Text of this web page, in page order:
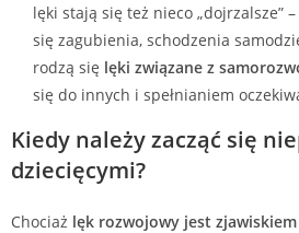
lęki stają się też nieco „dojrzalsze”
się zagubienia, schodzenia
rodzą się lęki związane z
się do innych i spełnianiem
Kiedy należy zacząć się
dziecięcymi?
Chociaż lęk rozwojowy jest